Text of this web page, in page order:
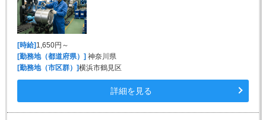
[時給] 1,650円～
[勤務地（都道府県）] 神奈川県
[勤務地（市区群）]横浜市鶴見区
詳細を見る